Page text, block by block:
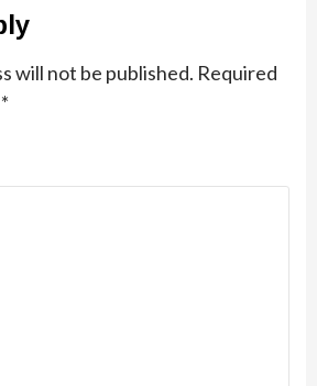
will not be published. Required
*